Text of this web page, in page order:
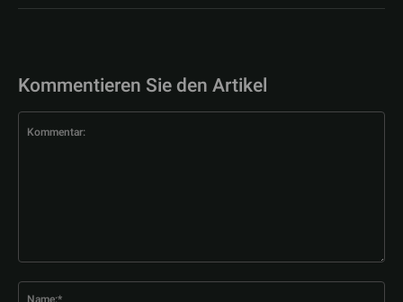
Kommentieren Sie den Artikel